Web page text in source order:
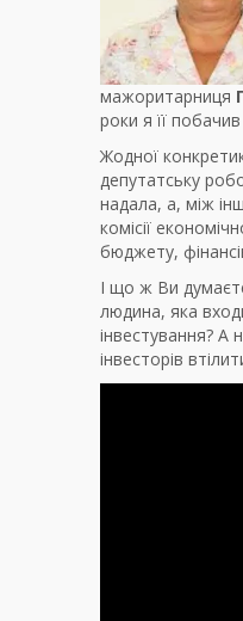
мажоритарниця
роки я її
Жодної
депутатську
надала, а, між
комісії
бюджету,
І що ж Ви
людина, яка
інвестування? А
інвесторів